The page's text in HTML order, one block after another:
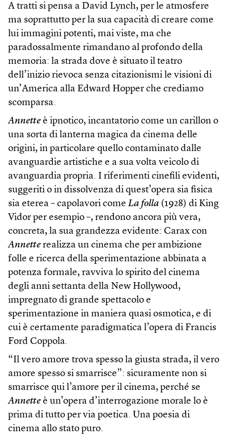
A tratti si pensa a David Lynch, per le atmosfere
ma soprattutto per la sua capacità di creare come
lui immagini potenti, mai viste, ma che
paradossalmente rimandano al profondo della
memoria: la strada dove è situato il teatro
dell’inizio rievoca senza citazionismi le visioni di
un’America alla Edward Hopper che crediamo
scomparsa.
Annette è ipnotico, incantatorio come un carillon o
una sorta di lanterna magica da cinema delle
origini, in particolare quello contaminato dalle
avanguardie artistiche e a sua volta veicolo di
avanguardia propria. I riferimenti cinefili evidenti,
suggeriti o in dissolvenza di quest’opera sia fisica
sia eterea – capolavori come La folla (1928) di King
Vidor per esempio –, rendono ancora più vera,
concreta, la sua grandezza evidente: Carax con
Annette realizza un cinema che per ambizione
folle e ricerca della sperimentazione abbinata a
potenza formale, ravviva lo spirito del cinema
degli anni settanta della New Hollywood,
impregnato di grande spettacolo e
sperimentazione in maniera quasi osmotica, e di
cui è certamente paradigmatica l’opera di Francis
Ford Coppola.
“Il vero amore trova spesso la giusta strada, il vero
amore spesso si smarrisce”: sicuramente non si
smarrisce qui l’amore per il cinema, perché se
Annette è un’opera d’interrogazione morale lo è
prima di tutto per via poetica. Una poesia di
cinema allo stato puro.